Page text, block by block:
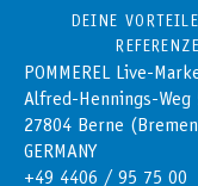
DEINE VORTEILE
POMMEREL Live-
Alfred-Hennings-Weg
27804 Berne
GERMANY
+49 4406 / 95 75 00